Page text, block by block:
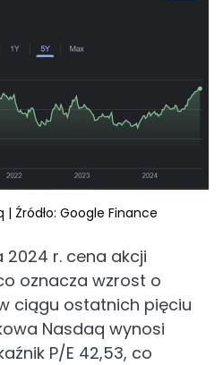
Źródło: Google Finance
2024 r. cena akcji
oznacza wzrost o
w ciągu ostatnich pięciu
Nasdaq wynosi
P/E 42,53, co